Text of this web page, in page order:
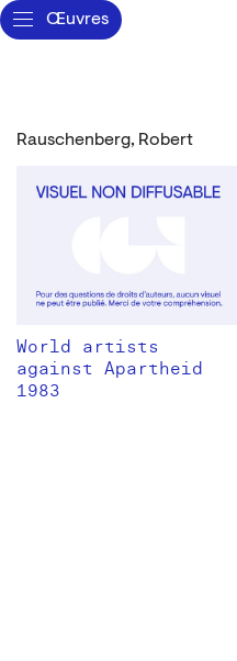
Œuvres
Rauschenberg, Robert
World artists
against Apartheid
1983